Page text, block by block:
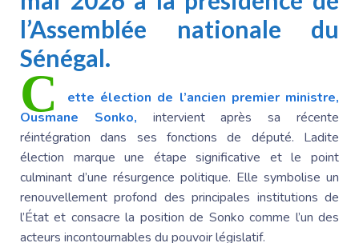
l’Assemblée nationale du
Sénégal.
C
ette élection de l’ancien premier ministre,
Ousmane Sonko, intervient après sa récente
réintégration dans ses fonctions de député. Ladite
élection marque une étape significative et le point
culminant d’une résurgence politique. Elle symbolise un
renouvellement profond des principales institutions de
l’État et consacre la position de Sonko comme l’un des
acteurs incontournables du pouvoir législatif.